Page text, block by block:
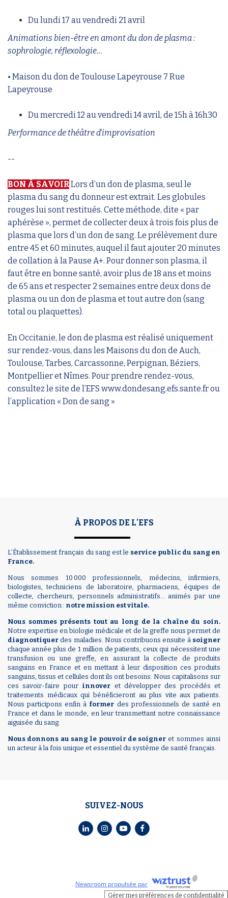
Du lundi 17 au vendredi 21 avril
Animations bien-être en amont du don de plasma :
sophrologie, réflexologie…
• Maison du don de Toulouse Lapeyrouse 7 Rue
Lapeyrouse
Du mercredi 12 au vendredi 14 avril, de 15h à 16h30
Performance de théâtre d'improvisation
--
BON À SAVOIRLors d’un don de plasma, seul le
plasma du sang du donneur est extrait. Les globules
rouges lui sont restitués. Cette méthode, dite « par
aphérèse », permet de collecter deux à trois fois plus de
plasma que lors d’un don de sang. Le prélèvement dure
entre 45 et 60 minutes, auquel il faut ajouter 20 minutes
de collation à la Pause A+. Pour donner son plasma, il
faut être en bonne santé, avoir plus de 18 ans et moins
de 65 ans et respecter 2 semaines entre deux dons de
plasma ou un don de plasma et tout autre don (sang
total ou plaquettes).
En Occitanie, le don de plasma est réalisé uniquement
sur rendez-vous, dans les Maisons du don de Auch,
Toulouse, Tarbes, Carcassonne, Perpignan, Béziers,
Montpellier et Nîmes. Pour prendre rendez-vous,
consultez le site de l’EFS www.dondesang.efs.sante.fr ou
l’application « Don de sang »
À PROPOS DE L'EFS
L’Établissement français du sang est le service public du sang en
France.
Nous sommes 10 000 professionnels, médecins, infirmiers,
biologistes, techniciens de laboratoire, pharmaciens, équipes de
collecte, chercheurs, personnels administratifs… animés par une
même conviction : notre mission est vitale.
Nous sommes présents tout au long de la chaîne du soin.
Notre expertise en biologie médicale et de la greffe nous permet de
diagnostiquer des maladies. Nous contribuons ensuite à soigner
chaque année plus de 1 million de patients, ceux qui nécessitent une
transfusion ou une greffe, en assurant la collecte de produits
sanguins en France et en mettant à leur disposition ces produits
sanguins, tissus et cellules dont ils ont besoins. Nous capitalisons sur
ces savoir-faire pour innover et développer des procédés et
traitements médicaux qui bénéficieront au plus vite aux patients.
Nous participons enfin à former des professionnels de santé en
France et dans le monde, en leur transmettant notre connaissance
aiguisée du sang.
Nous donnons au sang le pouvoir de soigner et sommes ainsi
un acteur à la fois unique et essentiel du système de santé français.
SUIVEZ-NOUS
Newsroom propulsée par
Gérer mes préférences de confidentialité